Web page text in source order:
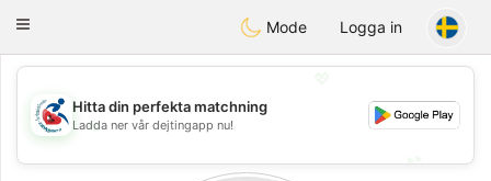
Handi Space
Toggle
Mode Logga in
💖
💕
Hitta din perfekta matchning
Ladda ner vår dejtingapp nu!